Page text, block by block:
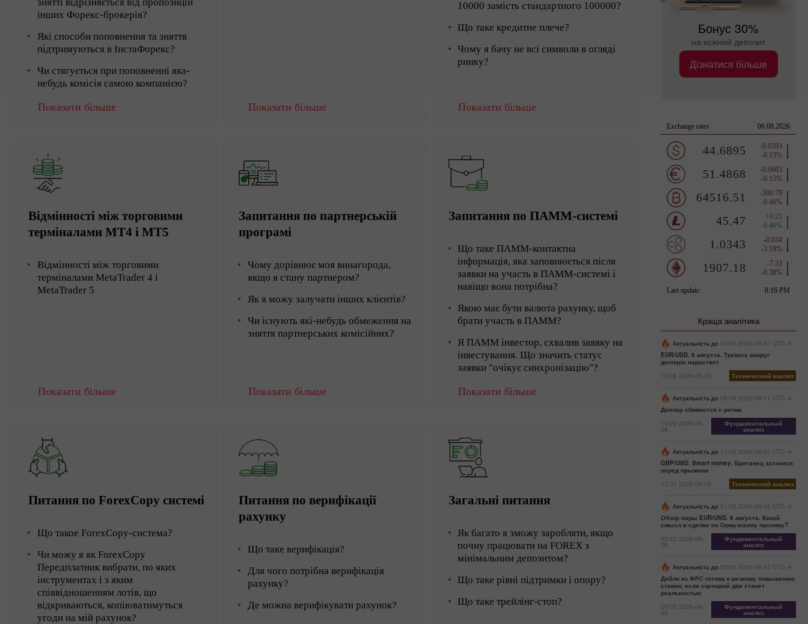
інших Форекс-брокерів?
Які способи поповнення та зняття
підтримуються в ІнстаФорекс?
Чи стягується при поповненні яка-
небудь комісія самою компанією?
Показати більше Показати більше
10000 замість стандартного 100000?
Що таке кредитне плече?
Чому я бачу не всі символи в огляді
ринку?
Показати більше
Відмінності між торговими
терміналами MT4 і MT5
Відмінності між торговими
терміналами MetaTrader 4 і
MetaTrader 5
Показати більше
Запитання по партнерській
програмі
Чому дорівнює моя винагорода,
якщо я стану партнером?
Як я можу залучати інших клієнтів?
Чи існують які-небудь обмеження на
зняття партнерських комісійних?
Показати більше
Запитання по ПАММ-системі
Що таке ПАММ-контактна
інформація, яка заповнюється після
заявки на участь в ПАММ-системі і
навіщо вона потрібна?
Якою має бути валюта рахунку, щоб
брати участь в ПАММ?
Я ПАММ інвестор, схвалив заявку на
інвестування. Що значить статус
заявки "очікує синхронізацію"?
Показати більше
Питання по ForexCopy системі
Що такое ForexCopy-система?
Чи можу я як ForexCopy
Передплатник вибрати, по яких
інструментах і з яким
співвідношенням лотів, що
відкриваються, копіюватимуться
угоди на мій рахунок?
Питання по верифікації
рахунку
Що таке верифікація?
Для чого потрібна верифікація
рахунку?
Де можна верифікувати рахунок?
Загальні питання
Як багато я зможу заробляти, якщо
почну працювати на FOREX з
мінімальним депозитом?
Що таке рівні підтримки і опору?
Що таке трейлінг-стоп?
Бонус 30%
на кожний депозит
Дізнатися більше
Краща аналітика
Актуальність до 04:00 2026-08-07 UTC--4
EUR/USD. 6 августа. Тревога вокруг
доллара нарастает
10:38 2026-08-06
Технический анализ
Актуальність до 08:00 2026-08-11 UTC--4
Доллар сбивается с ритма
14:02 2026-08-
06
Фундаментальный
анализ
Актуальність до 11:00 2026-08-07 UTC--4
GBP/USD. Smart money. Британец затаился
перед прыжком
17:07 2026-08-06
Технический анализ
Актуальність до 21:00 2026-08-06 UTC--4
Обзор пары EUR/USD. 6 августа. Какой
смысл в сделке по Ормузскому проливу?
03:42 2026-08-
06
Фундаментальный
анализ
Актуальність до 03:00 2026-08-07 UTC--4
Дейли из ФРС готова к резкому повышению
ставки, если сценарий два станет
реальностью
09:05 2026-08-
06
Фундаментальный
анализ